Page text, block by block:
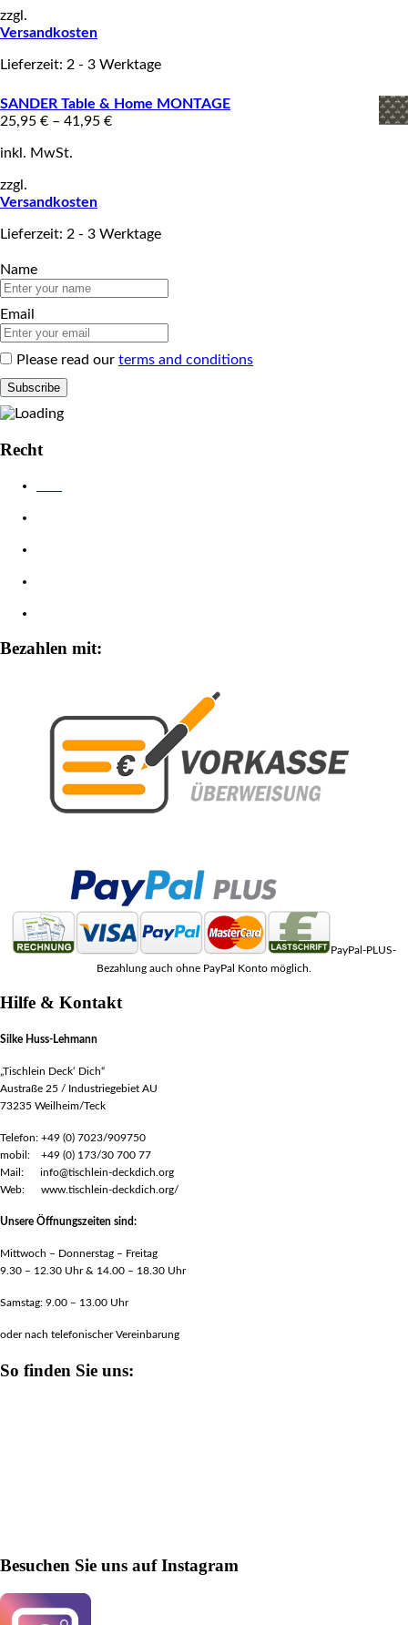
zzgl.
Versandkosten
Lieferzeit: 2 - 3 Werktage
SANDER Table & Home MONTAGE
25,95 € – 41,95 €
inkl. MwSt.
zzgl.
Versandkosten
Lieferzeit: 2 - 3 Werktage
Name
Email
Please read our terms and conditions
Recht
Bezahlen mit:
PayPal-PLUS-
Bezahlung auch ohne PayPal Konto möglich.
Hilfe & Kontakt
Silke Huss-Lehmann
„Tischlein Deck‘ Dich“
Austraße 25 / Industriegebiet AU
73235 Weilheim/Teck
Telefon: +49 (0) 7023/909750
mobil: +49 (0) 173/30 700 77
Mail: info@tischlein-deckdich.org
Web: www.tischlein-deckdich.org/
Unsere Öffnungszeiten sind:
Mittwoch – Donnerstag – Freitag
9.30 – 12.30 Uhr & 14.00 – 18.30 Uhr
Samstag: 9.00 – 13.00 Uhr
oder nach telefonischer Vereinbarung
So finden Sie uns:
Besuchen Sie uns auf Instagram